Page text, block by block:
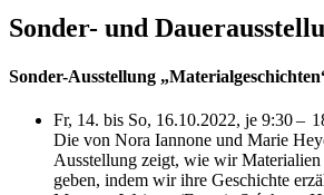
Sonder- und
Sonder-Ausstellung
Fr, 14. bis So, 16.10.2022, je 9:30 –
Die von Nora Iannone und Marie
Ausstellung zeigt, wie wir
geben, indem wir ihre Geschichte